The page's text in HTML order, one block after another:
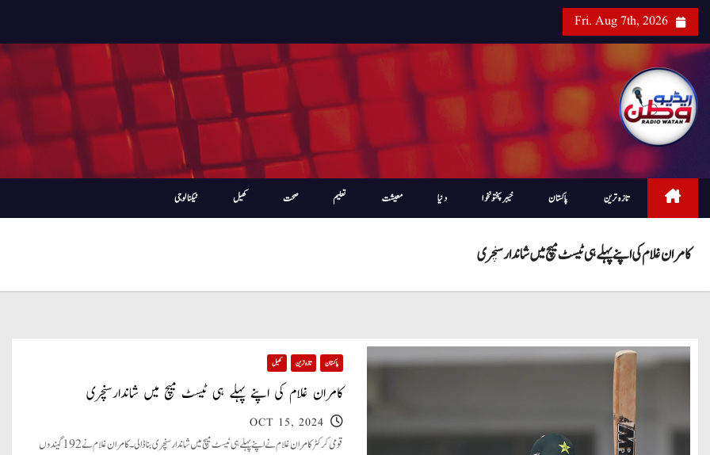
i
Fri. Aug 7th, 2026
تازہ ترین پاکستان خیبرپختونخوا دنیا معیشت تعلیم صحت کھیل ٹیکنالوجی
کامران غلام کی اپنے پہلے ہی ٹیسٹ میچ میں شاندارسنچری
پاکستان تازہ ترین کھیل
کامران غلام کی اپنے پہلے ہی ٹیسٹ میچ میں شاندارسنچری
OCT 15, 2024
قومی کرکٹر کامران غلام نے اپنے پہلے ہی ٹیسٹ میچ میں شاندار سنچری بنا ڈالی ۔ کامران غلام نے 192گیندوں